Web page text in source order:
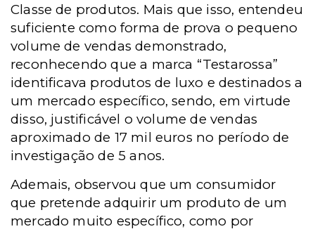
Classe de produtos. Mais que isso, entendeu
suficiente como forma de prova o pequeno
volume de vendas demonstrado,
reconhecendo que a marca “Testarossa”
identificava produtos de luxo e destinados a
um mercado específico, sendo, em virtude
disso, justificável o volume de vendas
aproximado de 17 mil euros no período de
investigação de 5 anos.
Ademais, observou que um consumidor
que pretende adquirir um produto de um
mercado muito específico, como por